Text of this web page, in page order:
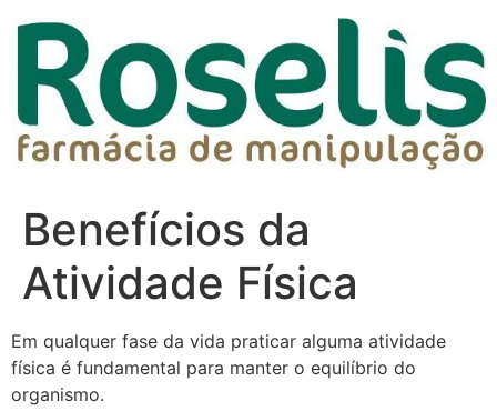
Benefícios da
Atividade Física
Em qualquer fase da vida praticar alguma atividade
física é fundamental para manter o equilíbrio do
organismo.